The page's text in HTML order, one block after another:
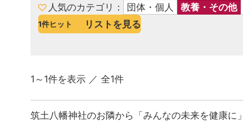
人気のカテゴリ
団体・個人 教養・その他
1件ヒット
リストを見る
1～1件を表示 ／ 全1件
筑土八幡神社のお隣から「みんなの未来を健康に